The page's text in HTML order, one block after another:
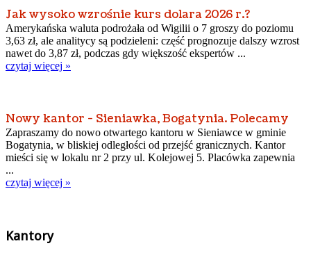
Jak wysoko wzrośnie kurs dolara 2026 r.?
Amerykańska waluta podrożała od Wigilii o 7 groszy do poziomu
3,63 zł, ale analitycy są podzieleni: część prognozuje dalszy wzrost
nawet do 3,87 zł, podczas gdy większość ekspertów ...
czytaj więcej »
Nowy kantor - Sieniawka, Bogatynia. Polecamy
Zapraszamy do nowo otwartego kantoru w Sieniawce w gminie
Bogatynia, w bliskiej odległości od przejść granicznych. Kantor
mieści się w lokalu nr 2 przy ul. Kolejowej 5. Placówka zapewnia
...
czytaj więcej »
Kantory